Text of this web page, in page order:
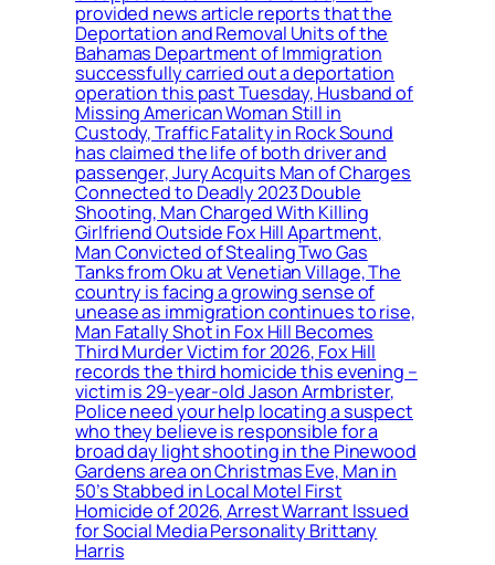
provided news article reports that the
Deportation and Removal Units of the
Bahamas Department of Immigration
successfully carried out a deportation
operation this past Tuesday, Husband of
Missing American Woman Still in
Custody, Traffic Fatality in Rock Sound
has claimed the life of both driver and
passenger, Jury Acquits Man of Charges
Connected to Deadly 2023 Double
Shooting, Man Charged With Killing
Girlfriend Outside Fox Hill Apartment,
Man Convicted of Stealing Two Gas
Tanks from Oku at Venetian Village, The
country is facing a growing sense of
unease as immigration continues to rise,
Man Fatally Shot in Fox Hill Becomes
Third Murder Victim for 2026, Fox Hill
records the third homicide this evening –
victim is 29-year-old Jason Armbrister,
Police need your help locating a suspect
who they believe is responsible for a
broad day light shooting in the Pinewood
Gardens area on Christmas Eve, Man in
50’s Stabbed in Local Motel First
Homicide of 2026, Arrest Warrant Issued
for Social Media Personality Brittany
Harris